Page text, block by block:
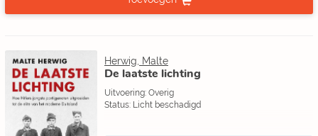
Herwig, Malte
De laatste lichting
Uitvoering: Overig
Status: Licht beschadigd